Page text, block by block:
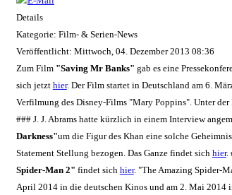
Details
Kategorie: Film- & Serien-News
Veröffentlicht: Mittwoch, 04. Dezember 2013 08:36
Zum Film "Saving Mr Banks" gab es eine
sich jetzt hier. Der Film startet in Deutschland am 6.
Verfilmung des Disney-Films "Mary Poppins". Unter der
### J. J. Abrams hatte kürzlich in einem Interview
Darkness"um die Figur des Khan eine solche
Statement Stellung bezogen. Das Ganze findet sich hier.
Spider-Man 2" findet sich hier. "The Amazing Spider-
April 2014 in die deutschen Kinos und am 2. Mai 2014